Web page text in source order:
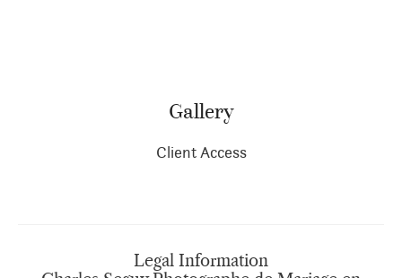
Gallery
Client Access
Legal Information